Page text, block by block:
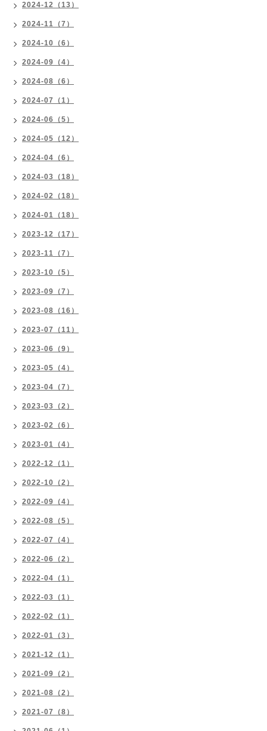
2024-12（13）
2024-11（7）
2024-10（6）
2024-09（4）
2024-08（6）
2024-07（1）
2024-06（5）
2024-05（12）
2024-04（6）
2024-03（18）
2024-02（18）
2024-01（18）
2023-12（17）
2023-11（7）
2023-10（5）
2023-09（7）
2023-08（16）
2023-07（11）
2023-06（9）
2023-05（4）
2023-04（7）
2023-03（2）
2023-02（6）
2023-01（4）
2022-12（1）
2022-10（2）
2022-09（4）
2022-08（5）
2022-07（4）
2022-06（2）
2022-04（1）
2022-03（1）
2022-02（1）
2022-01（3）
2021-12（1）
2021-09（2）
2021-08（2）
2021-07（8）